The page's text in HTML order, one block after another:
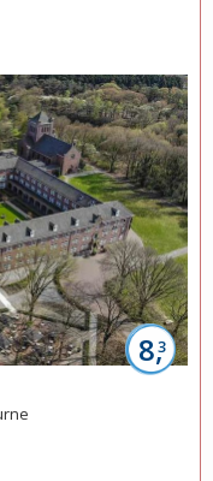
8,3